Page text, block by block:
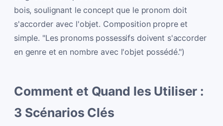
bois, soulignant le concept que le pronom doit
s'accorder avec l'objet. Composition propre et
simple. "Les pronoms possessifs doivent s'accorder
en genre et en nombre avec l'objet possédé.")
Comment et Quand les Utiliser :
3 Scénarios Clés